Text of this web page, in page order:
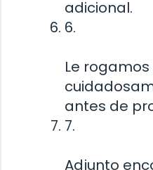
adicional.
6.
Le
antes de
7.
Adjunto